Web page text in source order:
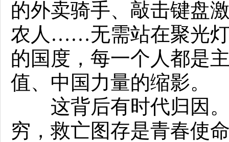
的外卖骑手、敲击键盘
农人……无需站在聚光灯
的国度，每一个人都是
值、中国力量的缩影。
这背后有时代归因。
穷，救亡图存是青春使